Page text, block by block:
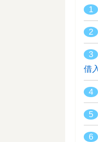
1
2
3
借
4
5
6